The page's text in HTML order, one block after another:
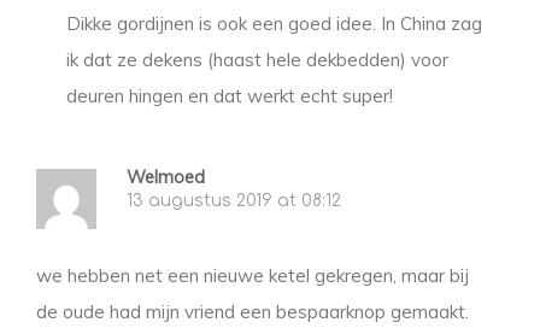
Dikke gordijnen is ook een goed idee. In China zag
ik dat ze dekens (haast hele dekbedden) voor
deuren hingen en dat werkt echt super!
Welmoed
13 augustus 2019 at 08:12
we hebben net een nieuwe ketel gekregen, maar bij
de oude had mijn vriend een bespaarknop gemaakt.